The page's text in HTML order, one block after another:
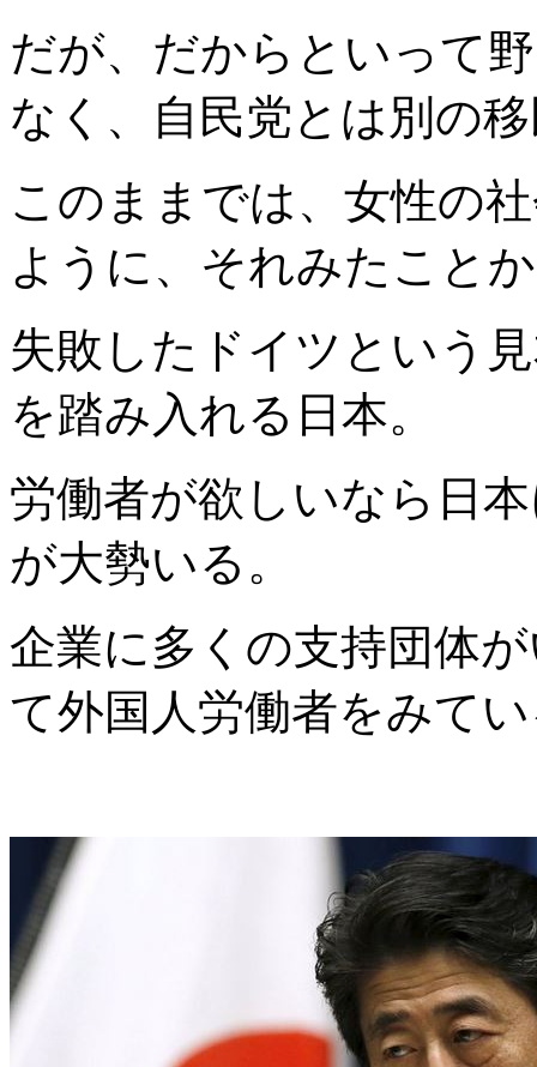
だが、だからといって
なく、自民党とは別の
このままでは、女性の
ように、それみたこと
失敗したドイツという
を踏み入れる日本。
労働者が欲しいなら日
が大勢いる。
企業に多くの支持団体
て外国人労働者をみて